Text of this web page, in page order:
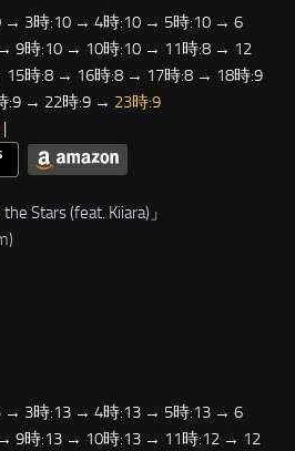
→ 3時:10 → 4時:10 → 5時:10 → 6
9時:10 → 10時:10 → 11時:8 → 12
時:8 → 16時:8 → 17時:8 → 18時:9
:9 → 22時:9 → 23時:9
|
the Stars (feat. Kiiara) 」
→ 3時:13 → 4時:13 → 5時:13 → 6
9時:13 → 10時:13 → 11時:12 → 12